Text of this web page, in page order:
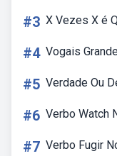
#3 X Vezes X é
#4 Vogais
#5 Verdade Ou
#6 Verbo Watch
#7 Verbo Fugir